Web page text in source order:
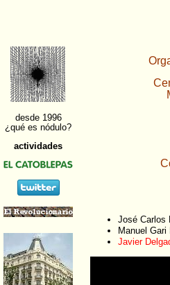
José Carlos
Manuel
Javier